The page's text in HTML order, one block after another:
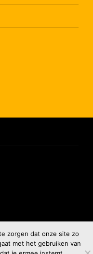
zorgen dat onze site zo
met het gebruiken van